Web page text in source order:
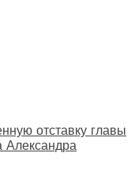
отставку главы
Александра